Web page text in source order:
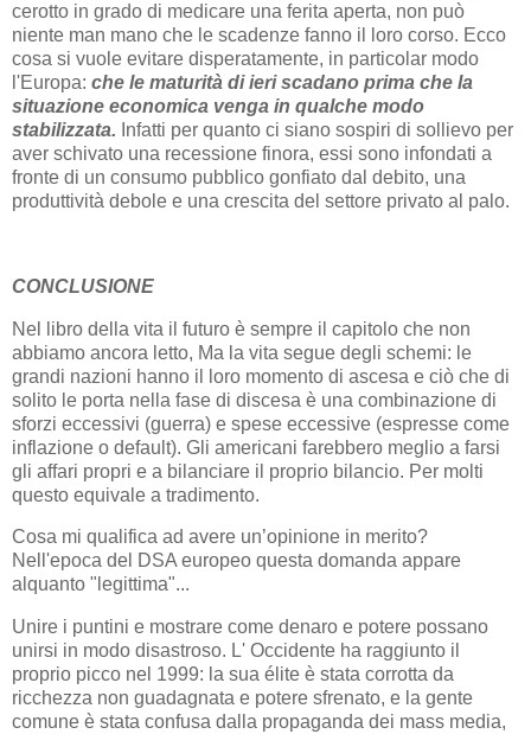
cerotto in grado di medicare una ferita aperta, non può
niente man mano che le scadenze fanno il loro corso. Ecco
cosa si vuole evitare disperatamente, in particolar modo
l'Europa: che le maturità di ieri scadano prima che la
situazione economica venga in qualche modo
stabilizzata. Infatti per quanto ci siano sospiri di sollievo per
aver schivato una recessione finora, essi sono infondati a
fronte di un consumo pubblico gonfiato dal debito, una
produttività debole e una crescita del settore privato al palo.
CONCLUSIONE
Nel libro della vita il futuro è sempre il capitolo che non
abbiamo ancora letto, Ma la vita segue degli schemi: le
grandi nazioni hanno il loro momento di ascesa e ciò che di
solito le porta nella fase di discesa è una combinazione di
sforzi eccessivi (guerra) e spese eccessive (espresse come
inflazione o default). Gli americani farebbero meglio a farsi
gli affari propri e a bilanciare il proprio bilancio. Per molti
questo equivale a tradimento.
Cosa mi qualifica ad avere un’opinione in merito?
Nell'epoca del DSA europeo questa domanda appare
alquanto "legittima"...
Unire i puntini e mostrare come denaro e potere possano
unirsi in modo disastroso. L' Occidente ha raggiunto il
proprio picco nel 1999: la sua élite è stata corrotta da
ricchezza non guadagnata e potere sfrenato, e la gente
comune è stata confusa dalla propaganda dei mass media,